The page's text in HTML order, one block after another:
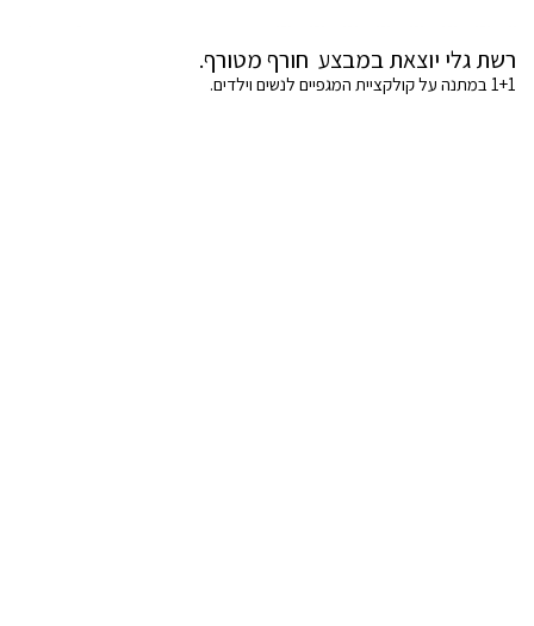
רשת גלי יוצאת במבצע חורף מטורף.
1+1 במתנה על קולקציית המגפיים לנשים וילדים.